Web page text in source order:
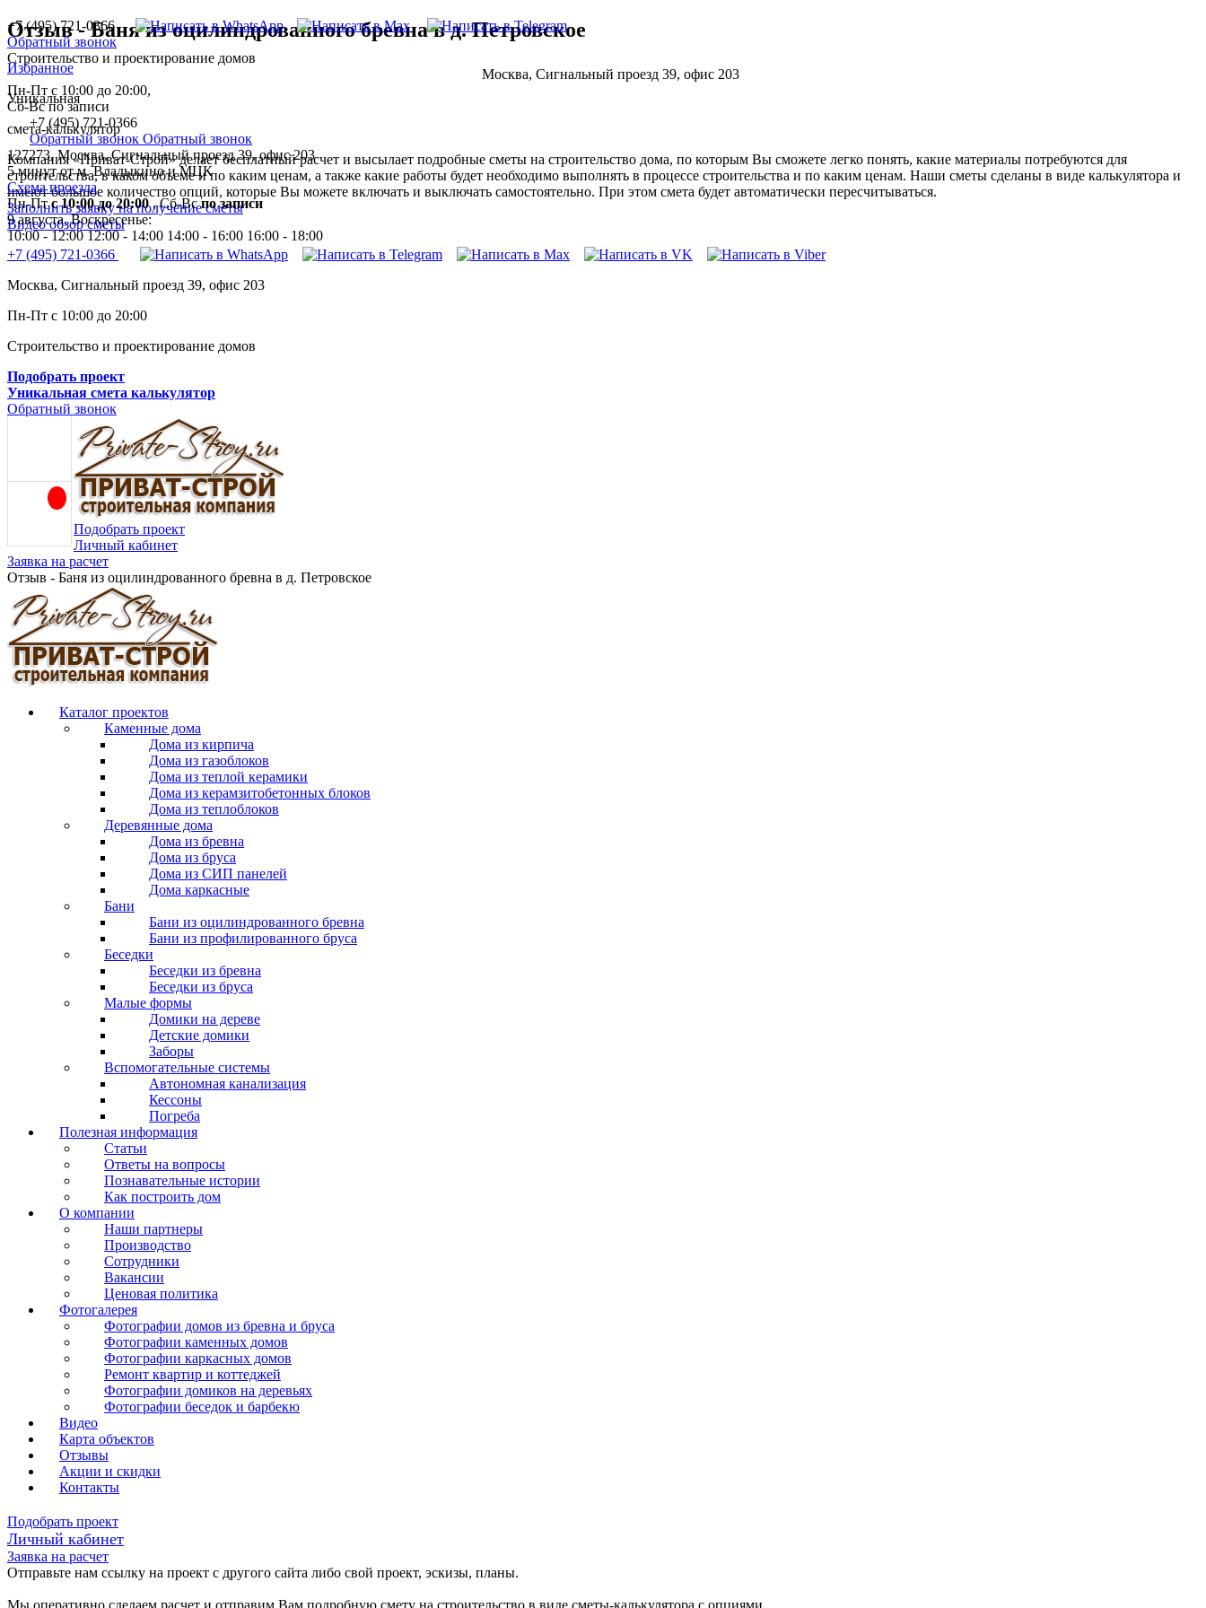
+7 (495) 721-0366
Обратный звонок
Строительство и проектирование домов
Москва, Сигнальный проезд 39, офис 203
Пн-Пт с 10:00 до 20:00,
Сб-Вс по записи
+7 (495) 721-0366
Обратный звонок Обратный звонок
127273, Москва, Сигнальный проезд 39, офис 203
5 минут от м. Владыкино и МЦК
Схема проезда
Пн-Птс 10:00 до 20:00,Сб-Вспо записи
9 августа, Воскресенье:
10:00 - 12:00 12:00 - 14:00 14:00 - 16:00 16:00 - 18:00
Отзыв - Баня из оцилиндрованного бревна в д. Петровское
Избранное
Уникальная
смета-калькулятор
Компания «Приват-Строй» делает бесплатный расчет и высылает подробные сметы на строительство дома, по которым Вы сможете легко понять, какие материалы потребуются для
строительства, в каком объеме и по каким ценам, а также какие работы будет необходимо выполнять в процессе строительства и по каким ценам. Наши сметы сделаны в виде калькулятора и
имеют большое количество опций, которые Вы можете включать и выключать самостоятельно. При этом смета будет автоматически пересчитываться.
Заполнить заявку на получение сметы
Видео обзор сметы
+7 (495) 721-0366
Москва, Сигнальный проезд 39, офис 203
Пн-Пт с 10:00 до 20:00
Строительство и проектирование домов
Подобрать проект
Уникальная смета калькулятор
Обратный звонок
Подобрать проект
Личный кабинет
Заявка на расчет
Отзыв - Баня из оцилиндрованного бревна в д. Петровское
Каталог проектов
Каменные дома
Дома из кирпича
Дома из газоблоков
Дома из теплой керамики
Дома из керамзитобетонных блоков
Дома из теплоблоков
Деревянные дома
Дома из бревна
Дома из бруса
Дома из СИП панелей
Дома каркасные
Бани
Бани из оцилиндрованного бревна
Бани из профилированного бруса
Беседки
Беседки из бревна
Беседки из бруса
Малые формы
Домики на дереве
Детские домики
Заборы
Вспомогательные системы
Автономная канализация
Кессоны
Погреба
Полезная информация
Статьи
Ответы на вопросы
Познавательные истории
Как построить дом
О компании
Наши партнеры
Производство
Сотрудники
Вакансии
Ценовая политика
Фотогалерея
Фотографии домов из бревна и бруса
Фотографии каменных домов
Фотографии каркасных домов
Ремонт квартир и коттеджей
Фотографии домиков на деревьях
Фотографии беседок и барбекю
Видео
Карта объектов
Отзывы
Акции и скидки
Контакты
Подобрать проект
Личный кабинет
Заявка на расчет
Отправьте нам ссылку на проект с другого сайта либо свой проект, эскизы, планы.
Мы оперативно сделаем расчет и отправим Вам подробную смету на строительство в виде сметы-калькулятора с опциями.